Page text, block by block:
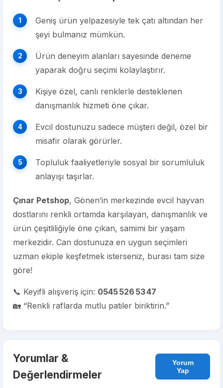
Geniş ürün yelpazesiyle tek çatı altından her
şeyi bulmanız mümkün.
Ürün deneyim alanları sayesinde deneme
yaparak doğru seçimi kolaylaştırır.
Kişiye özel, canlı renklerle desteklenen
danışmanlık hizmeti öne çıkar.
Evcil dostunuzu sadece müşteri değil, özel bir
misafir olarak görürler.
Topluluk faaliyetleriyle sosyal bir sorumluluk
anlayışı taşırlar.
Çınar Petshop, Gönen’in merkezinde evcil hayvan
dostlarını renkli ortamda karşılayan, danışmanlık ve
ürün çeşitliliğiyle öne çıkan, samimi bir yaşam
merkezidir. Can dostunuza en uygun seçimleri
uzman ekiple keşfetmek isterseniz, burası tam size
göre!
📞 Keyifli alışveriş için: 0545 526 53 47
🏡 “Renkli raflarda mutlu patiler biriktirin.”
Yorumlar &
Değerlendirmeler
Yorum
Yap